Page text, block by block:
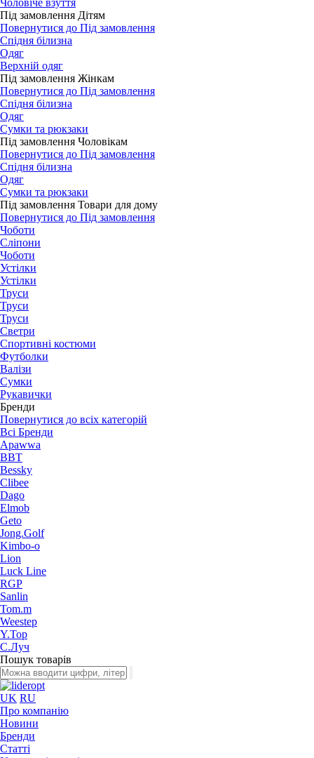
Чоловіче взуття
Під замовлення Дітям
Повернутися до Під замовлення
Спідня білизна
Одяг
Верхній одяг
Під замовлення Жінкам
Повернутися до Під замовлення
Спідня білизна
Одяг
Сумки та рюкзаки
Під замовлення Чоловікам
Повернутися до Під замовлення
Спідня білизна
Одяг
Сумки та рюкзаки
Під замовлення Товари для дому
Повернутися до Під замовлення
Чоботи
Сліпони
Чоботи
Устілки
Устілки
Труси
Труси
Труси
Светри
Спортивні костюми
Футболки
Валізи
Сумки
Рукавички
Бренди
Повернутися до всіх категорій
Всі Бренди
Apawwa
BBT
Bessky
Clibee
Dago
Elmob
Geto
Jong.Golf
Kimbo-o
Lion
Luck Line
RGP
Sanlin
Tom.m
Weestep
Y.Top
С.Луч
Пошук товарів
UK RU
Про компанію
Новини
Бренди
Статті